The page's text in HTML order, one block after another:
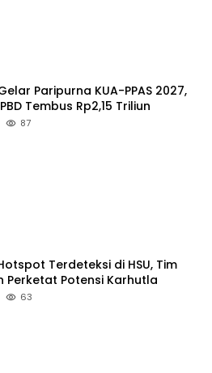
Gelar Paripurna KUA-PPAS 2027,
Tembus Rp2,15 Triliun
87
Terdeteksi di HSU, Tim
Perketat Potensi Karhutla
63